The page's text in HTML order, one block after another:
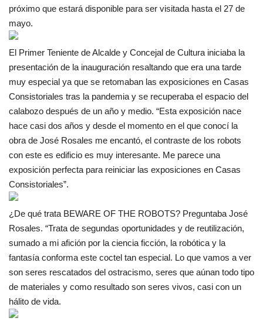
próximo que estará disponible para ser visitada hasta el 27 de
mayo.
El Primer Teniente de Alcalde y Concejal de Cultura iniciaba la
presentación de la inauguración resaltando que era una tarde
muy especial ya que se retomaban las exposiciones en Casas
Consistoriales tras la pandemia y se recuperaba el espacio del
calabozo después de un año y medio. “Esta exposición nace
hace casi dos años y desde el momento en el que conocí la
obra de José Rosales me encantó, el contraste de los robots
con este es edificio es muy interesante. Me parece una
exposición perfecta para reiniciar las exposiciones en Casas
Consistoriales”.
¿De qué trata BEWARE OF THE ROBOTS? Preguntaba José
Rosales. “Trata de segundas oportunidades y de reutilización,
sumado a mi afición por la ciencia ficción, la robótica y la
fantasía conforma este coctel tan especial. Lo que vamos a ver
son seres rescatados del ostracismo, seres que aúnan todo tipo
de materiales y como resultado son seres vivos, casi con un
hálito de vida.